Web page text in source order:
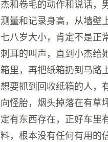
杰和卷毛的动作和说话，
测量和记录身高，从墙壁
七八岁大小，肯定不是正
刺耳的叫声，直到小杰给
箱里，再把纸箱扔到马路
想要抓到回收纸箱的人，
向怪胎，烟头掉落在有草
定有东西存在，正好车里
料，根本没有任何有用的